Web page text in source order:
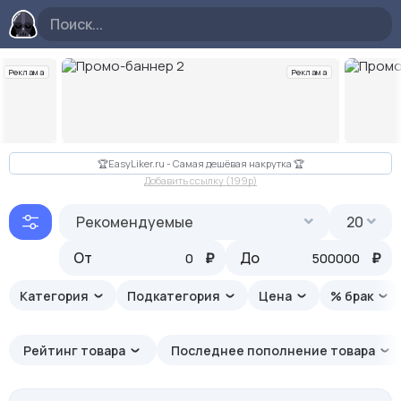
Реклама Реклама
Слайд 2 из 10
🏆EasyLiker.ru - Самая дешёвая накрутка 🏆
Добавить ссылку (199p)
Рекомендуемые
От
₽ До ₽
20
Категория Подкатегория Цена % брак
Рейтинг товара Последнее пополнение товара